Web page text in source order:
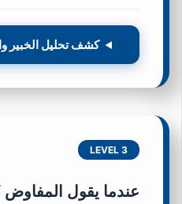
كشف تحليل الخبير
LEVEL 3